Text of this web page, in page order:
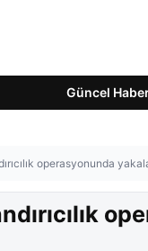
Güncel
operasyonunda